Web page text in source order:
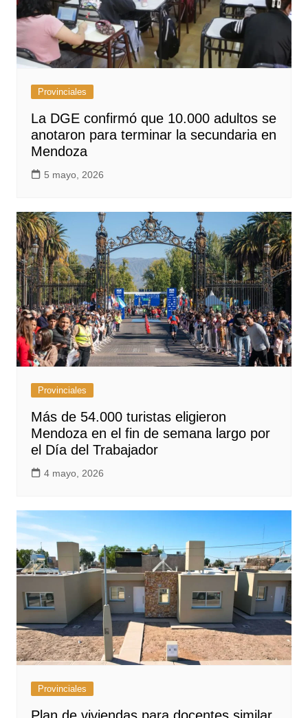
Provinciales
La DGE confirmó que 10.000 adultos se
anotaron para terminar la secundaria en
Mendoza
5 mayo, 2026
Provinciales
Más de 54.000 turistas eligieron
Mendoza en el fin de semana largo por
el Día del Trabajador
4 mayo, 2026
Provinciales